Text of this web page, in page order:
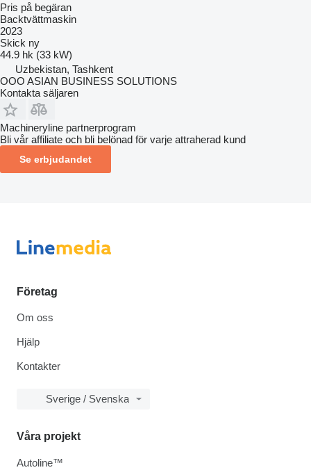
Pris på begäran
Backtvättmaskin
2023
Skick ny
44.9 hk (33 kW)
Uzbekistan, Tashkent
OOO ASIAN BUSINESS SOLUTIONS
Kontakta säljaren
Machineryline partnerprogram
Bli vår affiliate och bli belönad för varje attraherad kund
Se erbjudandet
Företag
Om oss
Hjälp
Kontakter
Sverige / Svenska
Våra projekt
Autoline™